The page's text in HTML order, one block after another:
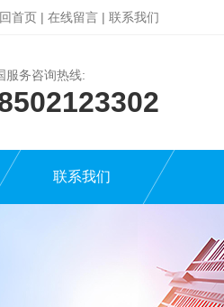
首页 | 在线留言 | 联系我们
服务咨询热线:
联系我们